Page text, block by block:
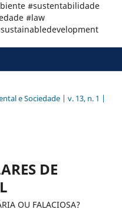
#sustentabilidade
#law
e Sociedade | v. 13, n. 1 |
DE
OU FALACIOSA?